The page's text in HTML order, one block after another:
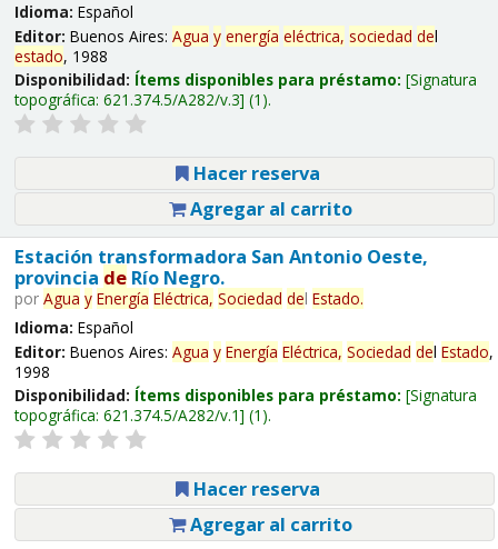
Idioma: Español
Editor: Buenos Aires: Agua y energía eléctrica, sociedad del
estado, 1988
Disponibilidad: Ítems disponibles para préstamo: Signatura
topográfica: 621.374.5/A282/v.3 (1).
Hacer reserva
Agregar al carrito
Estación transformadora San Antonio Oeste,
provincia deRío Negro.
por Agua y Energía Eléctrica, Sociedad del Estado.
Idioma: Español
Editor: Buenos Aires: Agua y Energía Eléctrica, Sociedad del Estado,
1998
Disponibilidad: Ítems disponibles para préstamo: Signatura
topográfica: 621.374.5/A282/v.1 (1).
Hacer reserva
Agregar al carrito